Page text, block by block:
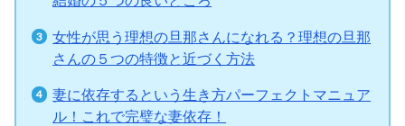
女性が思う理想の旦那さんになれる？理想の旦那
さんの５つの特徴と近づく方法
妻に依存するという生き方パーフェクトマニュア
ル！これで完璧な妻依存！